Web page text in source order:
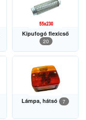
Kipufogó flexicső
20
Lámpa, hátsó 7